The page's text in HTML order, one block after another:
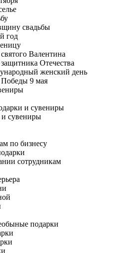
свадьбы
год
Валентина
Отечества
женский день
9 мая
и сувениры
и сувениры
по бизнесу
сотрудникам
подарки